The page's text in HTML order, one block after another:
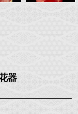
器